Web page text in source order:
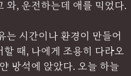
와, 운전하는데 애를 먹었다.
는 시간이나 환경이 만들어
때, 나에게 조용히 다라오
방석에 앉았다. 오늘 하늘